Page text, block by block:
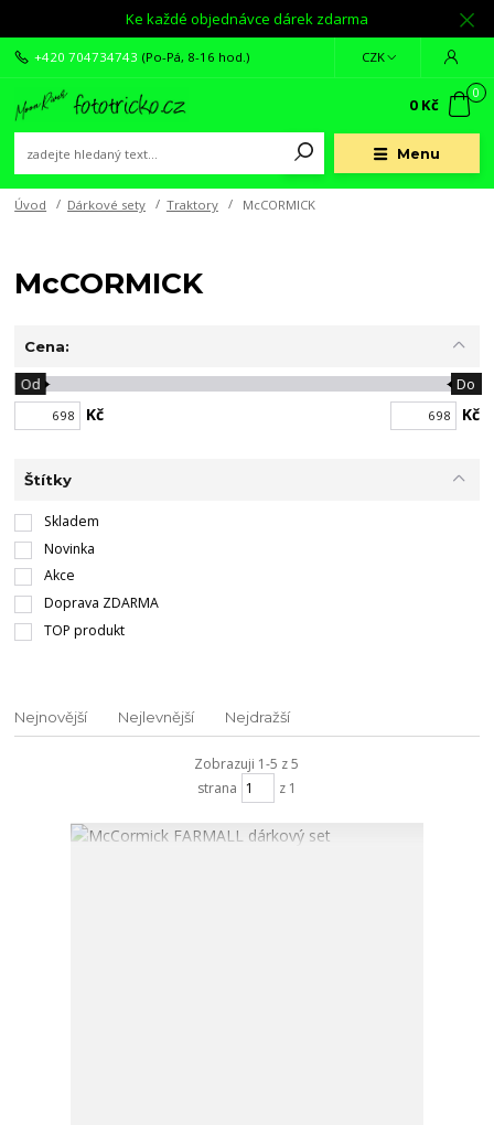
Ke každé objednávce dárek zdarma
Menu
CZK
+420 704734743 (Po-Pá, 8-16 hod.)
0
0 Kč
Úvod Dárkové sety Traktory McCORMICK
McCORMICK
Cena:
Kč
Od Do
Kč
Štítky
Skladem
Novinka
Akce
Doprava ZDARMA
TOP produkt
Nejnovější Nejlevnější Nejdražší
Zobrazuji 1-5 z 5
strana
z 1